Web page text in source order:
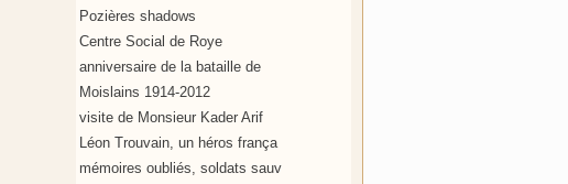
Pozières shadows
Centre Social de Roye
anniversaire de la bataille de
Moislains 1914-2012
visite de Monsieur Kader Arif
Léon Trouvain, un héros frança
mémoires oubliés, soldats sauv